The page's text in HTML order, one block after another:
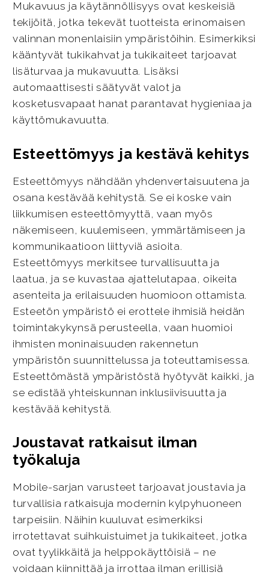
Mukavuus ja käytännöllisyys ovat keskeisiä
tekijöitä, jotka tekevät tuotteista erinomaisen
valinnan monenlaisiin ympäristöihin. Esimerkiksi
kääntyvät tukikahvat ja tukikaiteet tarjoavat
lisäturvaa ja mukavuutta. Lisäksi
automaattisesti säätyvät valot ja
kosketusvapaat hanat parantavat hygieniaa ja
käyttömukavuutta.
Esteettömyys ja kestävä kehitys
Esteettömyys nähdään yhdenvertaisuutena ja
osana kestävää kehitystä. Se ei koske vain
liikkumisen esteettömyyttä, vaan myös
näkemiseen, kuulemiseen, ymmärtämiseen ja
kommunikaatioon liittyviä asioita.
Esteettömyys merkitsee turvallisuutta ja
laatua, ja se kuvastaa ajattelutapaa, oikeita
asenteita ja erilaisuuden huomioon ottamista.
Esteetön ympäristö ei erottele ihmisiä heidän
toimintakykynsä perusteella, vaan huomioi
ihmisten moninaisuuden rakennetun
ympäristön suunnittelussa ja toteuttamisessa.
Esteettömästä ympäristöstä hyötyvät kaikki, ja
se edistää yhteiskunnan inklusiivisuutta ja
kestävää kehitystä.
Joustavat ratkaisut ilman
työkaluja
Mobile-sarjan varusteet tarjoavat joustavia ja
turvallisia ratkaisuja modernin kylpyhuoneen
tarpeisiin. Näihin kuuluvat esimerkiksi
irrotettavat suihkuistuimet ja tukikaiteet, jotka
ovat tyylikkäitä ja helppokäyttöisiä – ne
voidaan kiinnittää ja irrottaa ilman erillisiä